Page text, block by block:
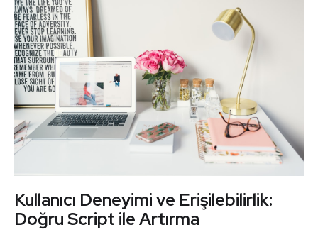
Kullanıcı Deneyimi ve Erişilebilirlik:
Doğru Script ile Artırma